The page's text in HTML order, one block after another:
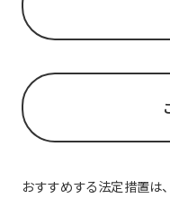
おすすめする法定措置は